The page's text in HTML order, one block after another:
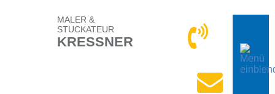
MALER &
STUCKATEUR
KRESSNER